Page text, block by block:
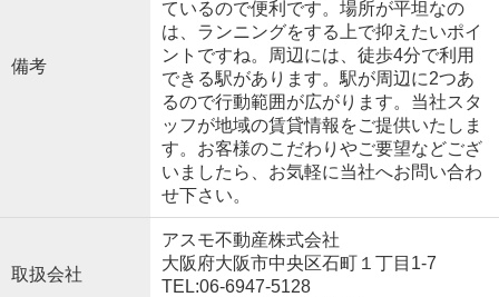
備考
ているので便利です。場所が平坦なの
は、ランニングをする上で抑えたいポイ
ントですね。周辺には、徒歩4分で利用
できる駅があります。駅が周辺に2つあ
るので行動範囲が広がります。当社スタ
ッフが地域の賃貸情報をご提供いたしま
す。お客様のこだわりやご要望などござ
いましたら、お気軽に当社へお問い合わ
せ下さい。
取扱会社
アスモ不動産株式会社
大阪府大阪市中央区石町１丁目1-7
TEL:06-6947-5128